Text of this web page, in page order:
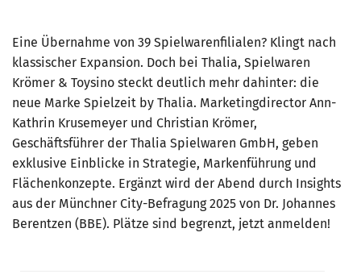
Eine Übernahme von 39 Spielwarenfilialen? Klingt nach
klassischer Expansion. Doch bei Thalia, Spielwaren
Krömer & Toysino steckt deutlich mehr dahinter: die
neue Marke Spielzeit by Thalia. Marketingdirector Ann-
Kathrin Krusemeyer und Christian Krömer,
Geschäftsführer der Thalia Spielwaren GmbH, geben
exklusive Einblicke in Strategie, Markenführung und
Flächenkonzepte. Ergänzt wird der Abend durch Insights
aus der Münchner City-Befragung 2025 von Dr. Johannes
Berentzen (BBE). Plätze sind begrenzt, jetzt anmelden!